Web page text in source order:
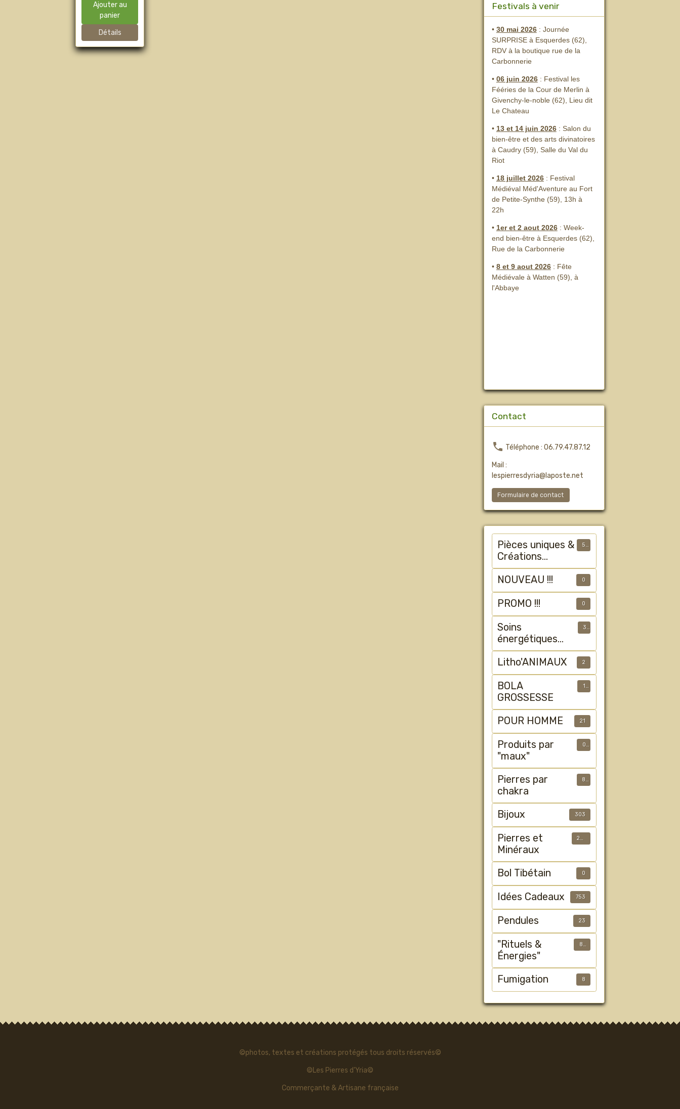
Ajouter au
panier
Détails
Festivals à venir
• 30 mai 2026: Journée
SURPRISE à Esquerdes (62),
RDV à la boutique rue de la
Carbonnerie
• 06 juin 2026: Festival les
Fééries de la Cour de Merlin à
Givenchy-le-noble (62), Lieu dit
Le Chateau
• 13 et 14 juin 2026: Salon du
bien-être et des arts divinatoires
à Caudry (59), Salle du Val du
Riot
• 18 juillet 2026: Festival
Médiéval Méd'Aventure au Fort
de Petite-Synthe (59), 13h à
22h
• 1er et 2 aout 2026: Week-
end bien-être à Esquerdes (62),
Rue de la Carbonnerie
• 8 et 9 aout 2026: Fête
Médiévale à Watten (59), à
l'Abbaye
Contact
Téléphone : 06.79.47.87.12
Mail :
lespierresdyria@laposte.net
Formulaire de contact
Pièces uniques &
Créations
Artisanales
50
NOUVEAU !!! 0
PROMO !!! 0
Soins
énergétiques
animalier
3
Litho'ANIMAUX 2
BOLA
GROSSESSE
1
POUR HOMME 21
Produits par
"maux"
0
Pierres par
chakra
8
Bijoux 303
Pierres et
Minéraux
233
Bol Tibétain 0
Idées Cadeaux 753
Pendules 23
"Rituels &
Énergies"
89
Fumigation 8
©photos, textes et créations protégés tous droits réservés©
©Les Pierres d'Yria©
Commerçante & Artisane française